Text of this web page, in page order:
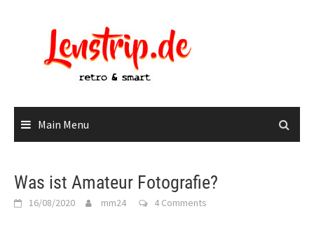
Main Menu
Was ist Amateur Fotografie?
16/08/2020 mm24 4 Comments